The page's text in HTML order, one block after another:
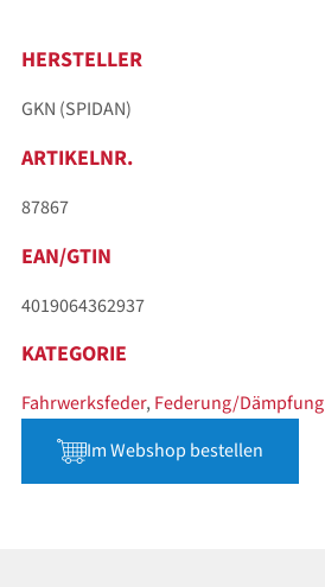
HERSTELLER
GKN (SPIDAN)
ARTIKELNR.
87867
EAN/GTIN
4019064362937
KATEGORIE
Fahrwerksfeder, Federung/Dämpfung
Im Webshop bestellen